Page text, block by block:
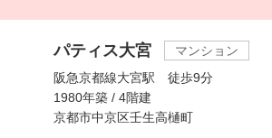
パティス大宮
マンション
阪急京都線大宮駅 徒歩9分
1980年築 / 4階建
京都市中京区壬生高樋町